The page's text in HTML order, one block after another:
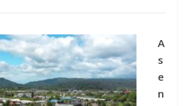
A
s
e
n